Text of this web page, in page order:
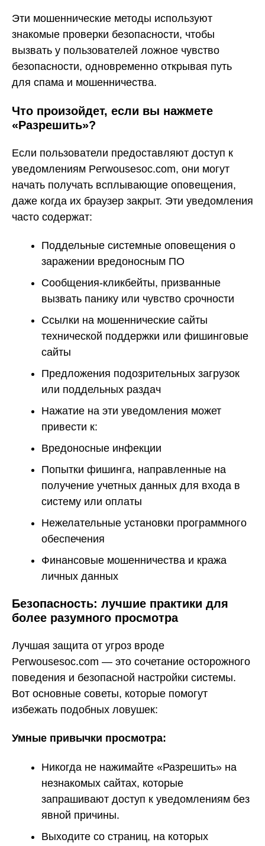
Эти мошеннические методы используют
знакомые проверки безопасности, чтобы
вызвать у пользователей ложное чувство
безопасности, одновременно открывая путь
для спама и мошенничества.
Что произойдет, если вы нажмете
«Разрешить»?
Если пользователи предоставляют доступ к
уведомлениям Perwousesoc.com, они могут
начать получать всплывающие оповещения,
даже когда их браузер закрыт. Эти уведомления
часто содержат:
Поддельные системные оповещения о
заражении вредоносным ПО
Сообщения-кликбейты, призванные
вызвать панику или чувство срочности
Ссылки на мошеннические сайты
технической поддержки или фишинговые
сайты
Предложения подозрительных загрузок
или поддельных раздач
Нажатие на эти уведомления может
привести к:
Вредоносные инфекции
Попытки фишинга, направленные на
получение учетных данных для входа в
систему или оплаты
Нежелательные установки программного
обеспечения
Финансовые мошенничества и кража
личных данных
Безопасность: лучшие практики для
более разумного просмотра
Лучшая защита от угроз вроде
Perwousesoc.com — это сочетание осторожного
поведения и безопасной настройки системы.
Вот основные советы, которые помогут
избежать подобных ловушек:
Умные привычки просмотра:
Никогда не нажимайте «Разрешить» на
незнакомых сайтах, которые
запрашивают доступ к уведомлениям без
явной причины.
Выходите со страниц, на которых